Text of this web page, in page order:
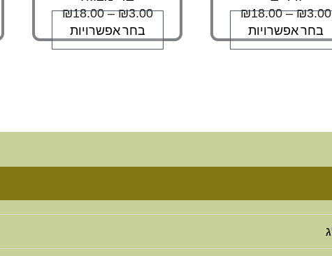
₪3.00
–
₪18.00
בחר אפשרויות
₪3.00
–
₪18.00
בחר אפשרויות